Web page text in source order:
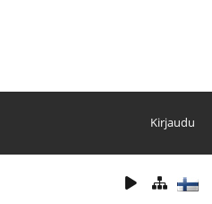
Kirjaudu